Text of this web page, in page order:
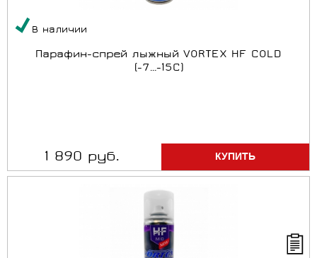
В наличии
Парафин-спрей лыжный VORTEX HF COLD
(-7...-15C)
1 890 руб.